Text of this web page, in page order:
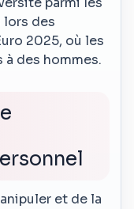
des
2025, où les
des hommes.
et de la